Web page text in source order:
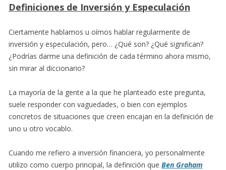
Definiciones de Inversión y Especulación
Ciertamente hablamos u oímos hablar regularmente de
inversión y especulación, pero… ¿Qué son? ¿Qué significan?
¿Podrías darme una definición de cada término ahora mismo,
sin mirar al diccionario?
La mayoría de la gente a la que he planteado este pregunta,
suele responder con vaguedades, o bien con ejemplos
concretos de situaciones que creen encajan en la definición de
uno u otro vocablo.
Cuando me refiero a inversión financiera, yo personalmente
utilizo como cuerpo principal, la definición que Ben Graham